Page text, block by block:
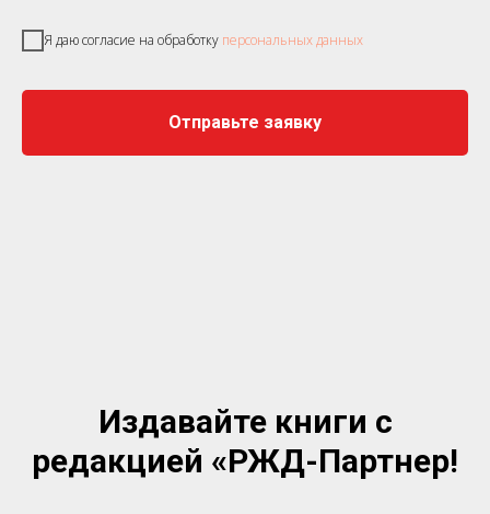
Я даю согласие на обработку персональных данных
Отправьте заявку
Издавайте книги с
редакцией «РЖД-Партнер!